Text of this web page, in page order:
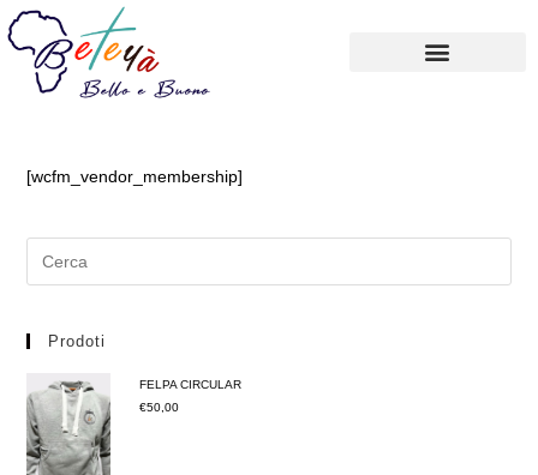
[wcfm_vendor_membership]
Prodoti
FELPA CIRCULAR
€50,00